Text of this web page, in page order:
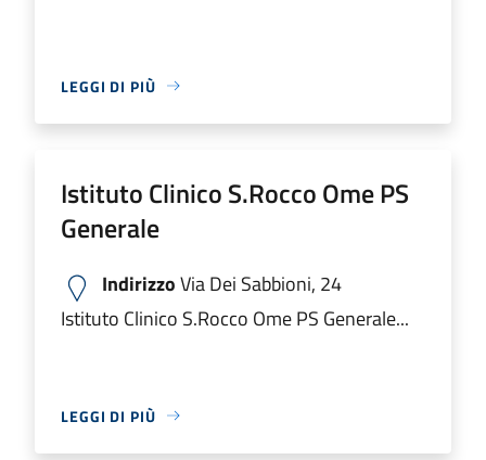
LEGGI DI PIÙ
Istituto Clinico S.Rocco Ome PS
Generale
IndirizzoVia Dei Sabbioni, 24
Istituto Clinico S.Rocco Ome PS Generale...
LEGGI DI PIÙ